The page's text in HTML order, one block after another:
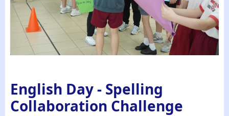
English Day - Spelling
Collaboration Challenge